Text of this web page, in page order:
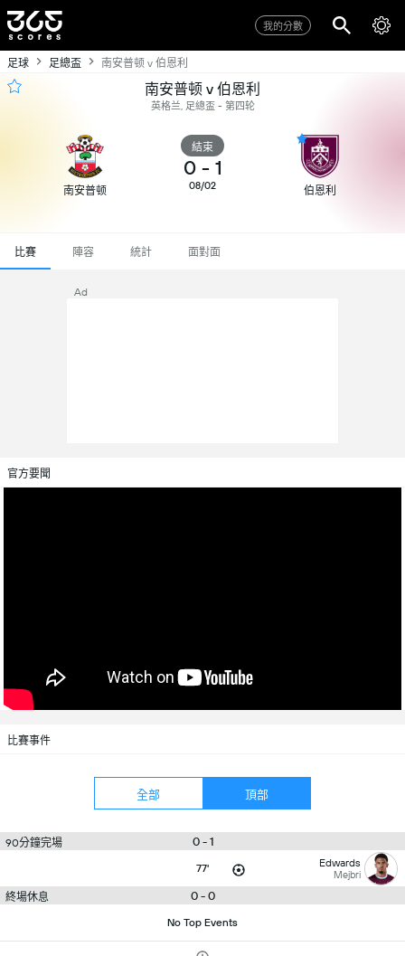
我的分數
足球 足總盃 南安普顿 v 伯恩利
南安普顿 v 伯恩利
英格兰, 足總盃 - 第四轮
南安普顿
結束
0 - 1
08/02 伯恩利
比賽 陣容 統計 面對面
Ad
官方要聞
比賽事件
全部 頂部
90分鐘完場 0 - 1
77' Edwards
Mejbri
終場休息 0 - 0
No Top Events